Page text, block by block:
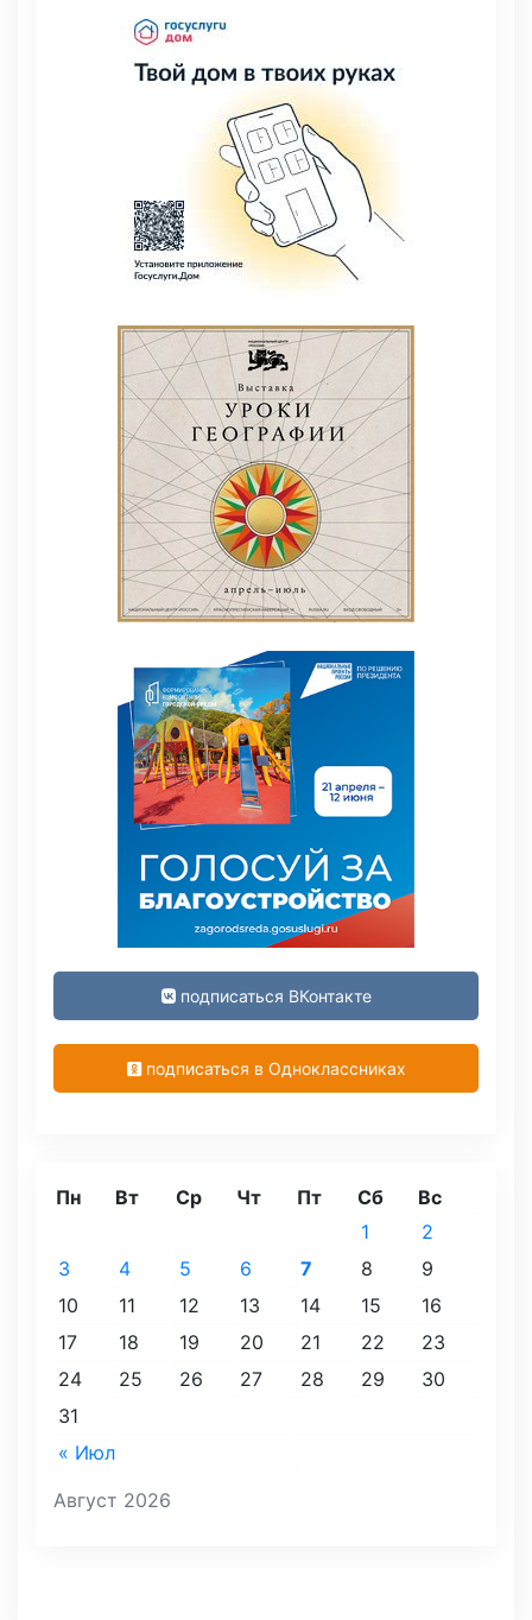
подписаться ВКонтакте
подписаться в Одноклассниках
Август 2026
Пн Вт Ср Чт Пт Сб Вс
« Июл
1
2
3
4 5 6 7 8
9
10
11 12 13 14 15
16
17
18 19 20 21 22
23
24
25 26 27 28 29
30
31